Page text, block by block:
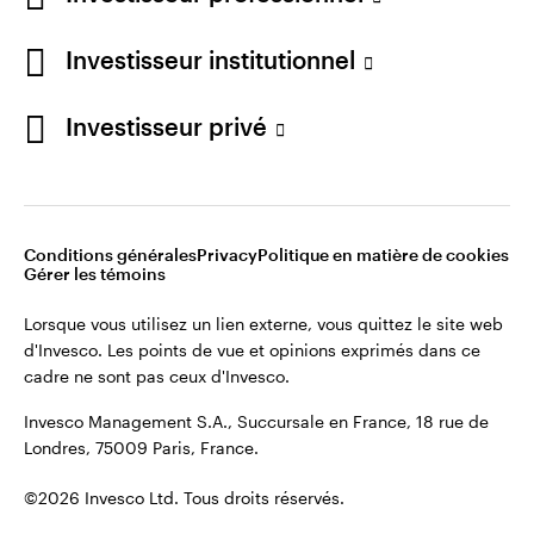
Investisseur institutionnel
Investisseur privé
Conditions généralesPrivacyPolitique en matière de cookies
Gérer les témoins
Lorsque vous utilisez un lien externe, vous quittez le site web
d'Invesco. Les points de vue et opinions exprimés dans ce
cadre ne sont pas ceux d'Invesco.
Invesco Management S.A., Succursale en France, 18 rue de
Londres, 75009 Paris, France.
©2026 Invesco Ltd. Tous droits réservés.